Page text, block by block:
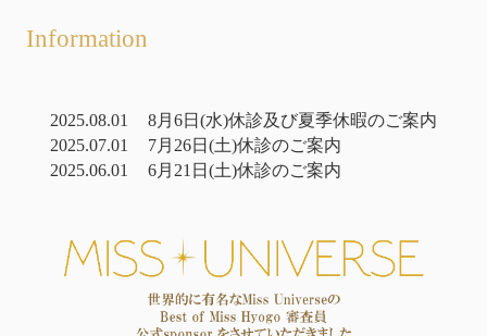
Information
2025.08.01
8月6日(水)休診及び夏季休暇のご案内
2025.07.01
7月26日(土)休診のご案内
2025.06.01
6月21日(土)休診のご案内